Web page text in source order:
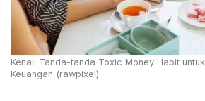
Kenali Tanda-tanda Toxic Money Habit
Keuangan (rawpixel)